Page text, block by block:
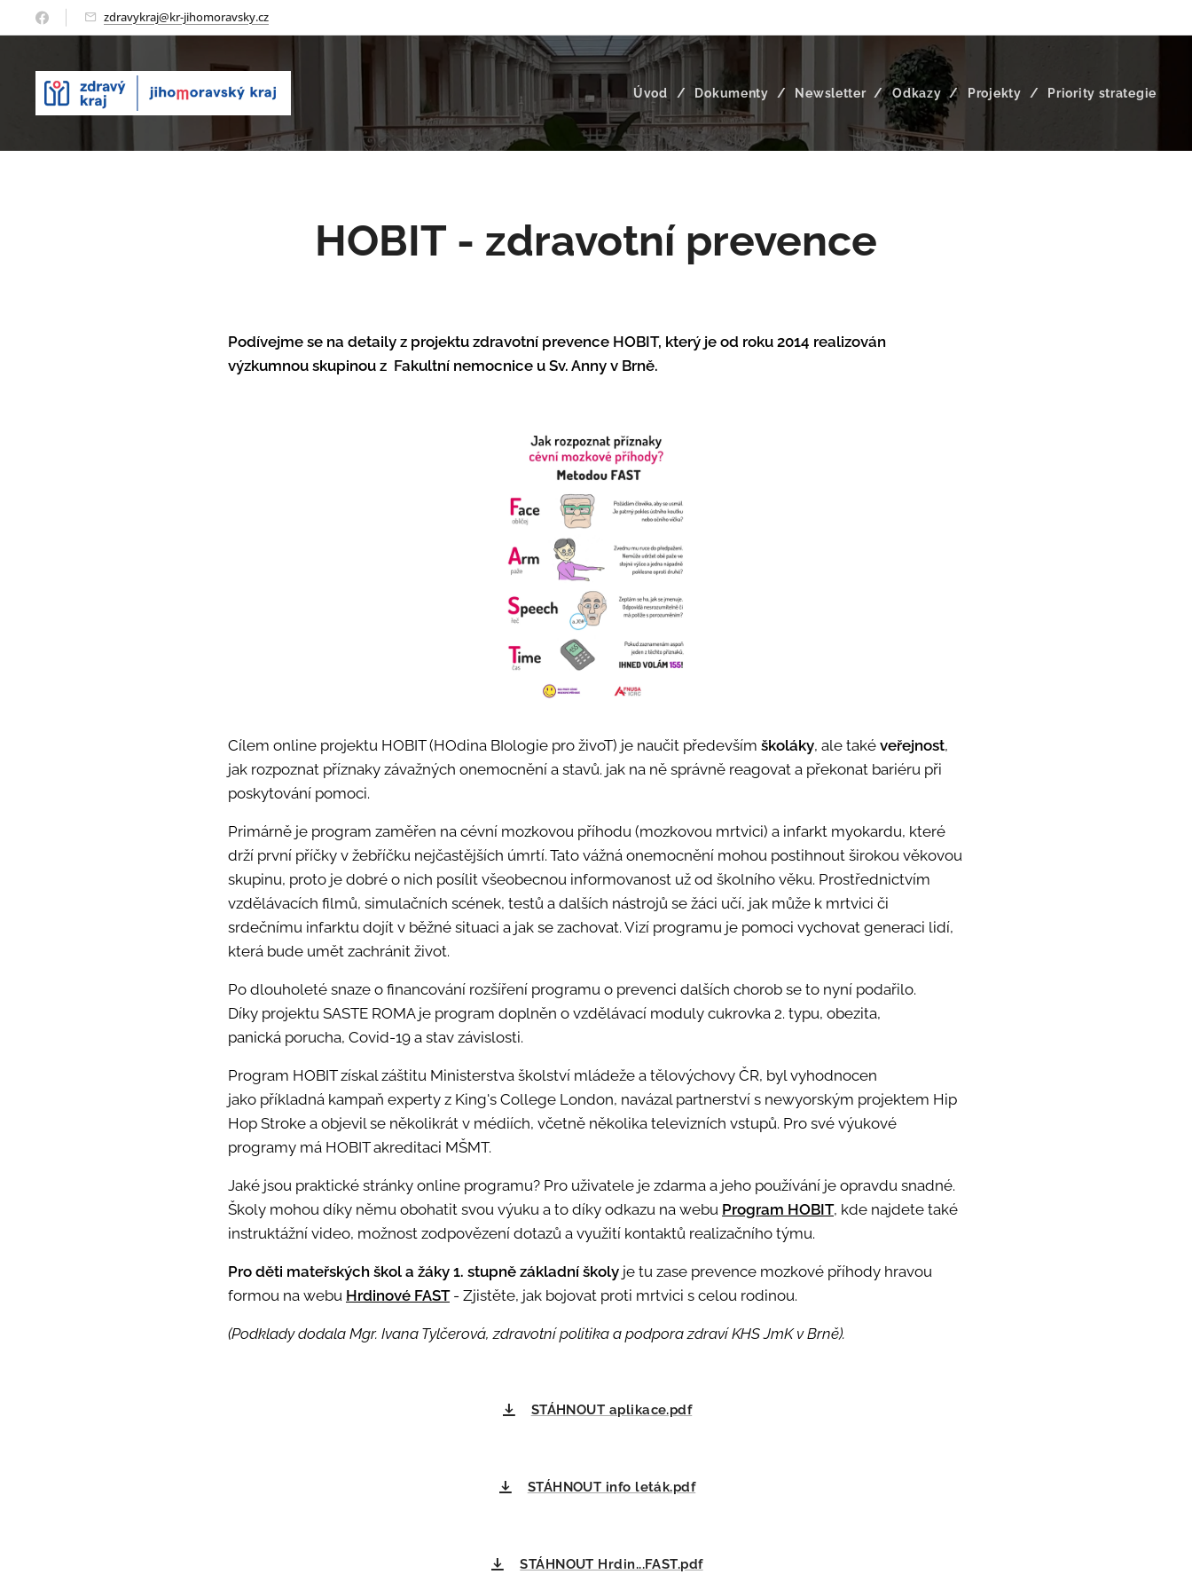
zdravykraj@kr-jihomoravsky.cz
Úvod Dokumenty Newsletter Odkazy Projekty Priority strategie
HOBIT - zdravotní prevence
Podívejme se na detaily z projektu zdravotní prevence HOBIT, který je od roku 2014 realizován
výzkumnou skupinou z Fakultní nemocnice u Sv. Anny v Brně.
Cílem online projektu HOBIT (HOdina BIologie pro živoT) je naučit především školáky, ale také veřejnost,
jak rozpoznat příznaky závažných onemocnění a stavů. jak na ně správně reagovat a překonat bariéru při
poskytování pomoci.
Primárně je program zaměřen na cévní mozkovou příhodu (mozkovou mrtvici) a infarkt myokardu, které
drží první příčky v žebříčku nejčastějších úmrtí. Tato vážná onemocnění mohou postihnout širokou věkovou
skupinu, proto je dobré o nich posílit všeobecnou informovanost už od školního věku. Prostřednictvím
vzdělávacích filmů, simulačních scének, testů a dalších nástrojů se žáci učí, jak může k mrtvici či
srdečnímu infarktu dojít v běžné situaci a jak se zachovat. Vizí programu je pomoci vychovat generaci lidí,
která bude umět zachránit život.
Po dlouholeté snaze o financování rozšíření programu o prevenci dalších chorob se to nyní podařilo.
Díky projektu SASTE ROMA je program doplněn o vzdělávací moduly cukrovka 2. typu, obezita,
panická porucha, Covid-19 a stav závislosti.
Program HOBIT získal záštitu Ministerstva školství mládeže a tělovýchovy ČR, byl vyhodnocen
jako příkladná kampaň experty z King's College London, navázal partnerství s newyorským projektem Hip
Hop Stroke a objevil se několikrát v médiích, včetně několika televizních vstupů. Pro své výukové
programy má HOBIT akreditaci MŠMT.
Jaké jsou praktické stránky online programu? Pro uživatele je zdarma a jeho používání je opravdu snadné.
Školy mohou díky němu obohatit svou výuku a to díky odkazu na webu Program HOBIT, kde najdete také
instruktážní video, možnost zodpovězení dotazů a využití kontaktů realizačního týmu.
Pro děti mateřských škol a žáky 1. stupně základní školy je tu zase prevence mozkové příhody hravou
formou na webu Hrdinové FAST- Zjistěte, jak bojovat proti mrtvici s celou rodinou.
(Podklady dodala Mgr. Ivana Tylčerová, zdravotní politika a podpora zdraví KHS JmK v Brně).
STÁHNOUT aplikace.pdf
STÁHNOUT info leták.pdf
STÁHNOUT Hrdin...FAST.pdf